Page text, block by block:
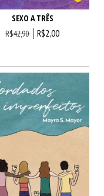
SEXO A TRÊS
R$42,90 R$2,00